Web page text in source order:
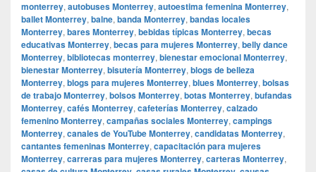
monterrey, autobuses Monterrey, autoestima femenina Monterrey,
ballet Monterrey, balne, banda Monterrey, bandas locales
Monterrey, bares Monterrey, bebidas típicas Monterrey, becas
educativas Monterrey, becas para mujeres Monterrey, belly dance
Monterrey, bibliotecas monterrey, bienestar emocional Monterrey,
bienestar Monterrey, bisutería Monterrey, blogs de belleza
Monterrey, blogs para mujeres Monterrey, blues Monterrey, bolsas
de trabajo Monterrey, bolsos Monterrey, botas Monterrey, bufandas
Monterrey, cafés Monterrey, cafeterías Monterrey, calzado
femenino Monterrey, campañas sociales Monterrey, campings
Monterrey, canales de YouTube Monterrey, candidatas Monterrey,
cantantes femeninas Monterrey, capacitación para mujeres
Monterrey, carreras para mujeres Monterrey, carteras Monterrey,